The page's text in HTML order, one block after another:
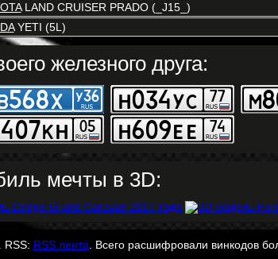
LAND CRUISER PRADO (_J15_)
YETI (5L)
железного друга:
мечты в 3D:
RSS лента. Всего расшифровали винкодов